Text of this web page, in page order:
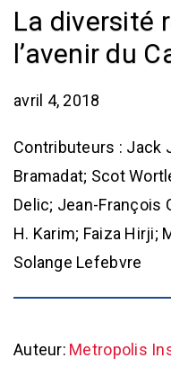
La diversité
l’avenir du
avril 4, 2018
Contributeurs : Jack
Bramadat; Scot
Delic; Jean-François
H. Karim; Faiza Hirji;
Solange Lefebvre
Auteur: Metropolis